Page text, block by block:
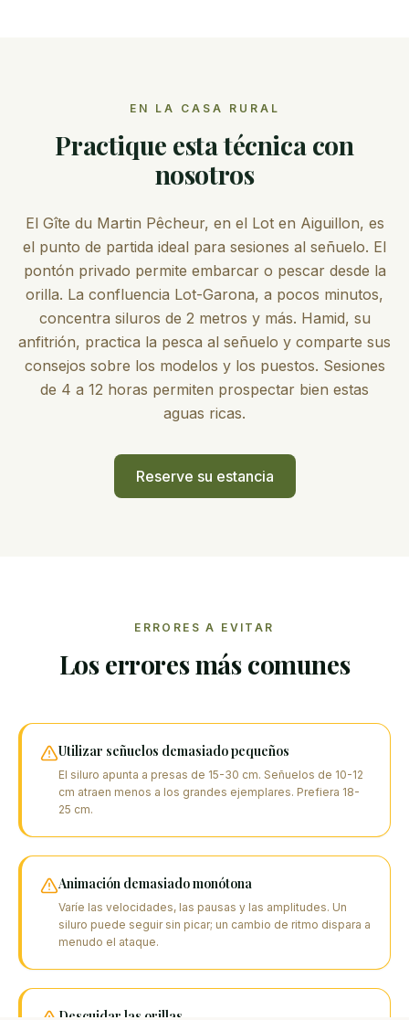
EN LA CASA RURAL
Practique esta técnica con
nosotros
El Gîte du Martin Pêcheur, en el Lot en Aiguillon, es
el punto de partida ideal para sesiones al señuelo. El
pontón privado permite embarcar o pescar desde la
orilla. La confluencia Lot-Garona, a pocos minutos,
concentra siluros de 2 metros y más. Hamid, su
anfitrión, practica la pesca al señuelo y comparte sus
consejos sobre los modelos y los puestos. Sesiones
de 4 a 12 horas permiten prospectar bien estas
aguas ricas.
Reserve su estancia
ERRORES A EVITAR
Los errores más comunes
Utilizar señuelos demasiado pequeños
El siluro apunta a presas de 15-30 cm. Señuelos de 10-12
cm atraen menos a los grandes ejemplares. Prefiera 18-
25 cm.
Animación demasiado monótona
Varíe las velocidades, las pausas y las amplitudes. Un
siluro puede seguir sin picar; un cambio de ritmo dispara a
menudo el ataque.
Descuidar las orillas